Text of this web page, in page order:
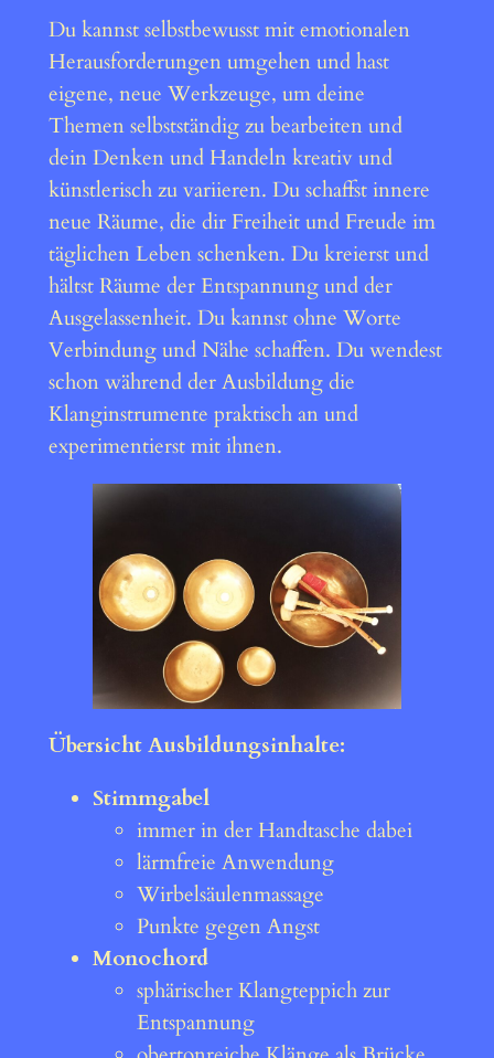
Du kannst selbstbewusst mit emotionalen
Herausforderungen umgehen und hast
eigene, neue Werkzeuge, um deine
Themen selbstständig zu bearbeiten und
dein Denken und Handeln kreativ und
künstlerisch zu variieren. Du schaffst innere
neue Räume, die dir Freiheit und Freude im
täglichen Leben schenken. Du kreierst und
hältst Räume der Entspannung und der
Ausgelassenheit. Du kannst ohne Worte
Verbindung und Nähe schaffen. Du wendest
schon während der Ausbildung die
Klanginstrumente praktisch an und
experimentierst mit ihnen.
Übersicht Ausbildungsinhalte:
Stimmgabel
immer in der Handtasche dabei
lärmfreie Anwendung
Wirbelsäulenmassage
Punkte gegen Angst
Monochord
sphärischer Klangteppich zur
Entspannung